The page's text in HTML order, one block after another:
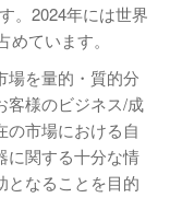
。2024年には世界
ています。
場を量的・質的分
客様のビジネス/成
の市場における自
に関する十分な情
となることを目的